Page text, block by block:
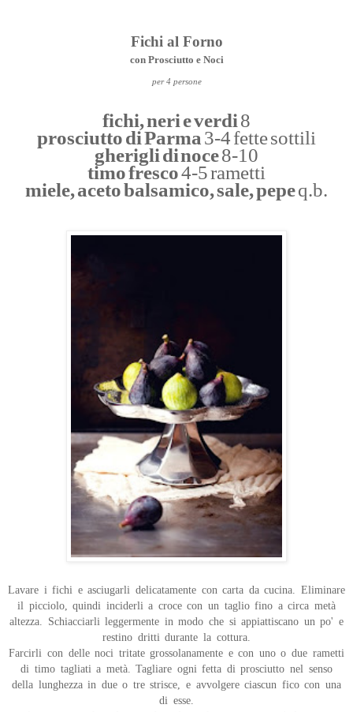
Fichi al Forno
con Prosciutto e Noci
per 4 persone
fichi, neri e verdi8
prosciutto di Parma 3-4 fette sottili
gherigli di noce8-10
timo fresco4-5 rametti
miele, aceto balsamico, sale, pepeq.b.
Lavare i fichi e asciugarli delicatamente con carta da cucina. Eliminare
il picciolo, quindi inciderli a croce con un taglio fino a circa metà
altezza. Schiacciarli leggermente in modo che si appiattiscano un po' e
restino dritti durante la cottura.
Farcirli con delle noci tritate grossolanamente e con uno o due rametti
di timo tagliati a metà. Tagliare ogni fetta di prosciutto nel senso
della lunghezza in due o tre strisce, e avvolgere ciascun fico con una
di esse.